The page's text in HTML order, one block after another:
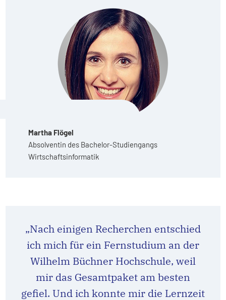
Martha Flögel
Absolventin des Bachelor-Studiengangs
Wirtschaftsinformatik
„Nach einigen Recherchen entschied
ich mich für ein Fernstudium an der
Wilhelm Büchner Hochschule, weil
mir das Gesamtpaket am besten
gefiel. Und ich konnte mir die Lernzeit